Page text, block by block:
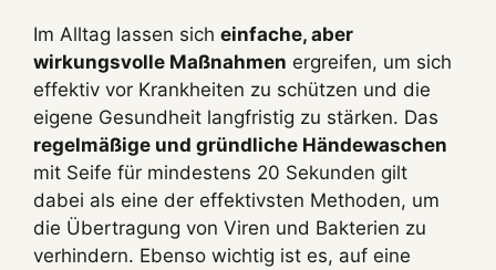
Im Alltag lassen sich einfache, aber
wirkungsvolle Maßnahmen ergreifen, um sich
effektiv vor Krankheiten zu schützen und die
eigene Gesundheit langfristig zu stärken. Das
regelmäßige und gründliche Händewaschen
mit Seife für mindestens 20 Sekunden gilt
dabei als eine der effektivsten Methoden, um
die Übertragung von Viren und Bakterien zu
verhindern. Ebenso wichtig ist es, auf eine